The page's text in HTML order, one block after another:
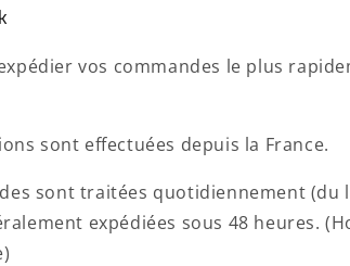
vos commandes le plus
sont effectuées depuis la France.
sont traitées quotidiennement (du
expédiées sous 48 heures.